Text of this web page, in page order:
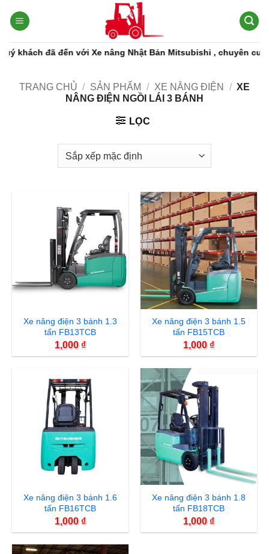
qua
dung
khách đã đến với Xe nâng Nhật Bản Mitsubishi , chuyên
TRANG CHỦ / SẢN PHẨM / XE NÂNG ĐIỆN / XE
NÂNG ĐIỆN NGỒI LÁI 3 BÁNH
LỌC
Xe nâng điện 3 bánh 1.3
tấn FB13TCB
1,000 ₫
Xe nâng điện 3 bánh 1.5
tấn FB15TCB
1,000 ₫
Xe nâng điện 3 bánh 1.6
tấn FB16TCB
1,000 ₫
Xe nâng điện 3 bánh 1.8
tấn FB18TCB
1,000 ₫